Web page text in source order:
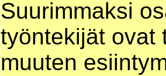
Suurimmaksi
työntekijät ovat
muuten